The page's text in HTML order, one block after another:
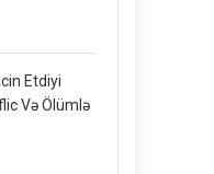
Etdiyi
Və Ölümlə